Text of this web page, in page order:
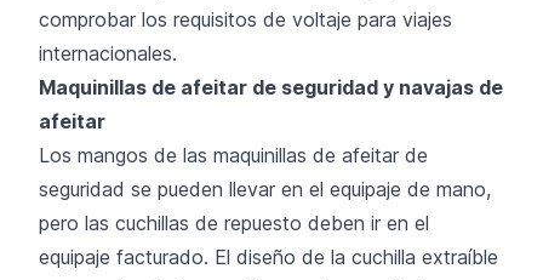
comprobar los requisitos de voltaje para viajes
internacionales.
Maquinillas de afeitar de seguridad y navajas de
afeitar
Los mangos de las maquinillas de afeitar de
seguridad se pueden llevar en el equipaje de mano,
pero las cuchillas de repuesto deben ir en el
equipaje facturado. El diseño de la cuchilla extraíble